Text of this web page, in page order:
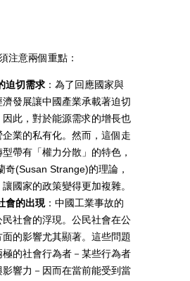
注意兩個重點：
迫切需求 ：為了回應國家與
發展讓中國產業承載著迫切
因此，對於能源需求的增長也
業的私有化。然而，這個走
帶有「權力分散」的特色，
奇(Susan Strange)的理論，
讓國家的政策變得更加複雜。
會的出現：中國工業事故的
民社會的浮現。公民社會在公
的影響尤其顯著。這些問題
極的社會行為者－某些行為者
響力－因而在當前能受到當